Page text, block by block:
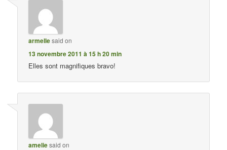
armellesaid on
13 novembre 2011 à 15 h 20 min
Elles sont magnifiques bravo!
ameliesaid on